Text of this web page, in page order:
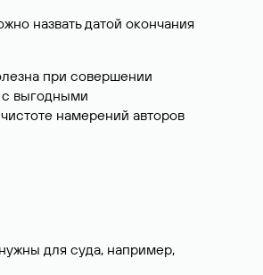
назвать датой окончания
при совершении
выгодными
намерений авторов
для суда, например,